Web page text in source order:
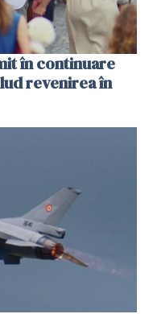
în continuare
revenirea în